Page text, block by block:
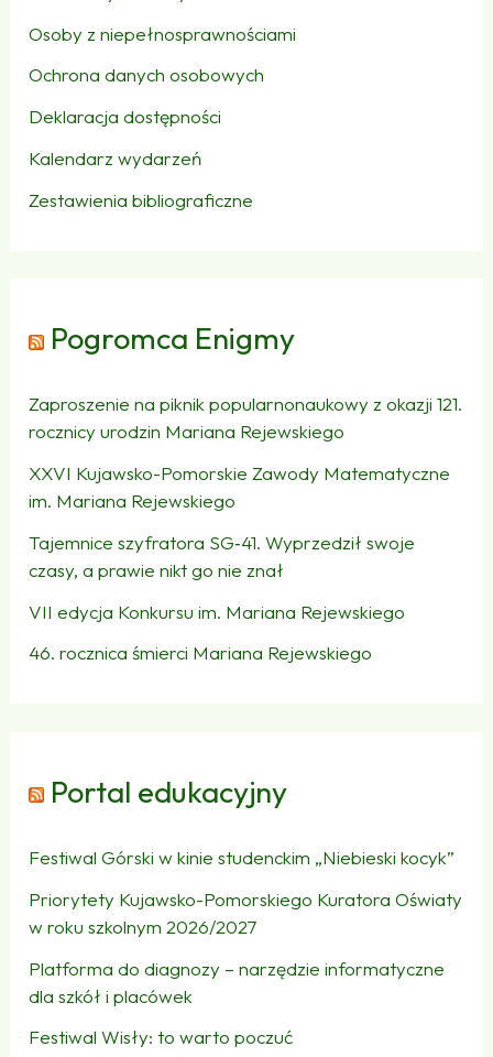
Osoby z niepełnosprawnościami
Ochrona danych osobowych
Deklaracja dostępności
Kalendarz wydarzeń
Zestawienia bibliograficzne
Pogromca Enigmy
Zaproszenie na piknik popularnonaukowy z okazji 121.
rocznicy urodzin Mariana Rejewskiego
XXVI Kujawsko-Pomorskie Zawody Matematyczne
im. Mariana Rejewskiego
Tajemnice szyfratora SG‑41. Wyprzedził swoje
czasy, a prawie nikt go nie znał
VII edycja Konkursu im. Mariana Rejewskiego
46. rocznica śmierci Mariana Rejewskiego
Portal edukacyjny
Festiwal Górski w kinie studenckim „Niebieski kocyk”
Priorytety Kujawsko-Pomorskiego Kuratora Oświaty
w roku szkolnym 2026/2027
Platforma do diagnozy – narzędzie informatyczne
dla szkół i placówek
Festiwal Wisły: to warto poczuć